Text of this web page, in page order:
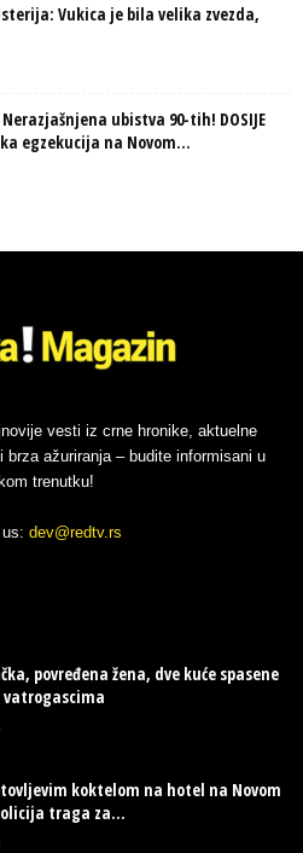
Vukica je bila velika zvezda,
Nerazjašnjena ubistva 90-tih! DOSIJE
egzekucija na Novom...
vesti iz crne hronike, aktuelne
ažuriranja – budite informisani u
trenutku!
dev@redtv.rs
povređena žena, dve kuće spasene
koktelom na hotel na Novom
traga za...